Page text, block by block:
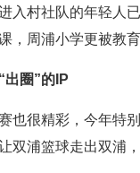
入村社队的年轻人
，周浦小学更被教
出圈”的IP
也很精彩，今年特
双浦篮球走出双浦